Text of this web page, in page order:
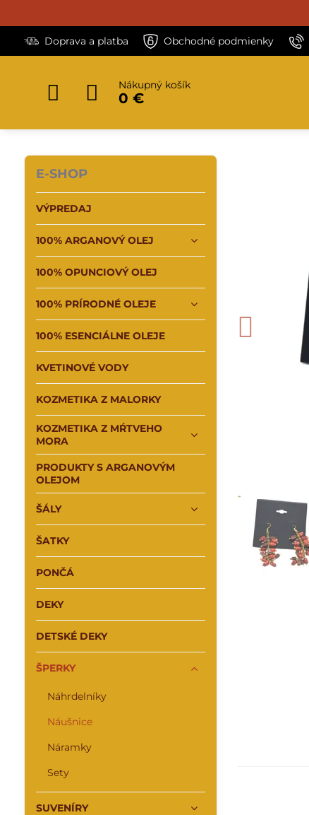
Doprava a platba Obchodné podmienky
Nákupný košík
0 €
E-SHOP
VÝPREDAJ
100% ARGANOVÝ OLEJ
100% OPUNCIOVÝ OLEJ
100% PRÍRODNÉ OLEJE
100% ESENCIÁLNE OLEJE
KVETINOVÉ VODY
KOZMETIKA Z MALORKY
KOZMETIKA Z MŔTVEHO
MORA
PRODUKTY S ARGANOVÝM
OLEJOM
ŠÁLY
ŠATKY
PONČÁ
DEKY
DETSKÉ DEKY
ŠPERKY
Náhrdelníky
Náušnice
Náramky
Sety
SUVENÍRY